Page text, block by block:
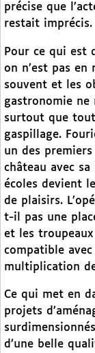
précise que
restait imprécis.
Pour ce qui est
on n’est pas en
souvent et les
gastronomie ne
surtout que
gaspillage.
un des
château avec
écoles devient
de plaisirs.
t-il pas une
et les
compatible
multiplication
Ce qui met en
projets
d’une belle